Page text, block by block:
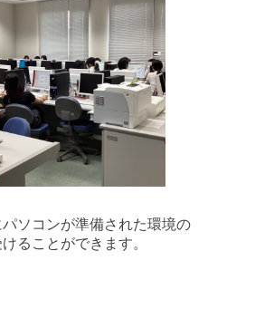
ソコンが準備された環境の
ることができます。